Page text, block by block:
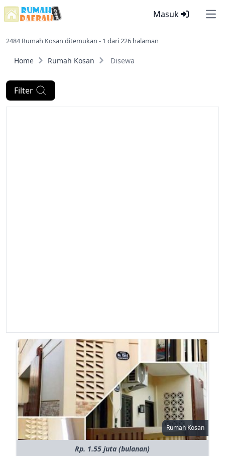
Masuk
2484 Rumah Kosan ditemukan - 1 dari 226 halaman
Home Rumah Kosan Disewa
Filter
Rumah Kosan
Rp. 1.55 juta (bulanan)